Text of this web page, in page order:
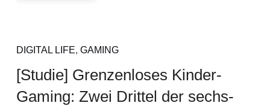
DIGITAL LIFE, GAMING
[Studie] Grenzenloses Kinder-
Gaming: Zwei Drittel der sechs-